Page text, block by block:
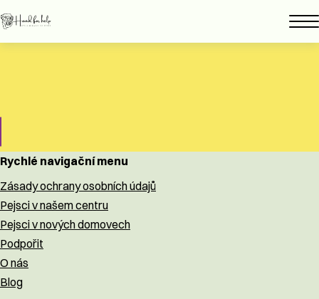
Rychlé navigační menu
Zásady ochrany osobních údajů
Pejsci v našem centru
Pejsci v nových domovech
Podpořit
O nás
Blog